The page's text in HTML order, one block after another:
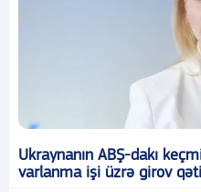
Ukraynanın ABŞ-dakı
varlanma işi üzrə girov